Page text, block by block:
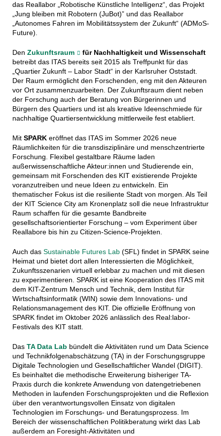
das Reallabor „Robotische Künstliche Intelligenz“, das Projekt
„Jung bleiben mit Robotern (JuBot)” und das Reallabor
„Autonomes Fahren im Mobilitätssystem der Zukunft“ (ADMoS-
Future).
Den Zukunftsraum
für Nachhaltigkeit und Wissenschaft
betreibt das ITAS bereits seit 2015 als Treffpunkt für das
„Quartier Zukunft – Labor Stadt“ in der Karlsruher Oststadt.
Der Raum ermöglicht den Forschenden, eng mit den Akteuren
vor Ort zusammenzuarbeiten. Der Zukunftsraum dient neben
der Forschung auch der Beratung von Bürgerinnen und
Bürgern des Quartiers und ist als kreative Ideenschmiede für
nachhaltige Quartiersentwicklung mittlerweile fest etabliert.
Mit SPARKeröffnet das ITAS im Sommer 2026 neue
Räumlichkeiten für die transdisziplinäre und menschzentrierte
Forschung. Flexibel gestaltbare Räume laden
außerwissenschaftliche Akteur:innen und Studierende ein,
gemeinsam mit Forschenden des KIT existierende Projekte
voranzutreiben und neue Ideen zu entwickeln. Ein
thematischer Fokus ist die resiliente Stadt von morgen. Als Teil
der KIT Science City am Kronenplatz soll die neue Infrastruktur
Raum schaffen für die gesamte Bandbreite
gesellschaftsorientierter Forschung – vom Experiment über
Reallabore bis hin zu Citizen-Science-Projekten.
Auch das Sustainable Futures Lab(SFL) findet in SPARK seine
Heimat und bietet dort allen Interessierten die Möglichkeit,
Zukunftsszenarien virtuell erlebbar zu machen und mit diesen
zu experimentieren. SPARK ist eine Kooperation des ITAS mit
dem KIT-Zentrum Mensch und Technik, dem Institut für
Wirtschaftsinformatik (WIN) sowie dem Innovations- und
Relationsmanagement des KIT. Die offizielle Eröffnung von
SPARK findet im Oktober 2026 anlässlich des Real:labor-
Festivals des KIT statt.
Das TA Data Lab bündelt die Aktivitäten rund um Data Science
und Technikfolgenabschätzung (TA) in der Forschungsgruppe
Digitale Technologien und Gesellschaftlicher Wandel (DIGIT).
Es beinhaltet die methodische Erweiterung bisheriger TA-
Praxis durch die konkrete Anwendung von datengetriebenen
Methoden in laufenden Forschungsprojekten und die Reflexion
über den verantwortungsvollen Einsatz von digitalen
Technologien im Forschungs- und Beratungsprozess. Im
Bereich der wissenschaftlichen Politikberatung wirkt das Lab
außerdem an Foresight-Aktivitäten und